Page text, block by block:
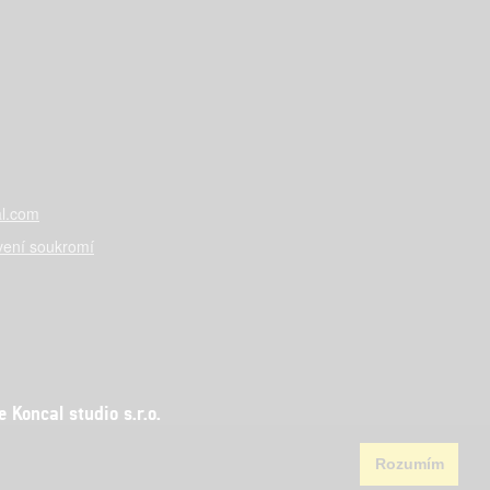
Rozumím
soukromí
studio s.r.o.